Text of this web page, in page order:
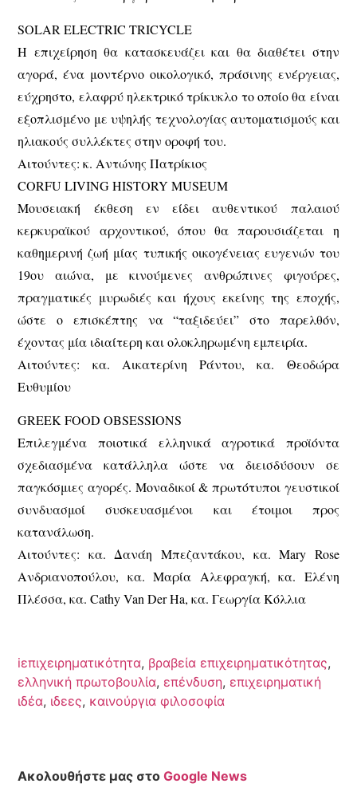
SOLAR ELECTRIC TRICYCLE
Η επιχείρηση θα κατασκευάζει και θα διαθέτει στην
αγορά, ένα μοντέρνο οικολογικό, πράσινης ενέργειας,
εύχρηστο, ελαφρύ ηλεκτρικό τρίκυκλο το οποίο θα είναι
εξοπλισμένο με υψηλής τεχνολογίας αυτοματισμούς και
ηλιακούς συλλέκτες στην οροφή του.
Αιτούντες: κ. Αντώνης Πατρίκιος
CORFU LIVING HISTORY MUSEUM
Μουσειακή έκθεση εν είδει αυθεντικού παλαιού
κερκυραϊκού αρχοντικού, όπου θα παρουσιάζεται η
καθημερινή ζωή μίας τυπικής οικογένειας ευγενών του
19ου αιώνα, με κινούμενες ανθρώπινες φιγούρες,
πραγματικές μυρωδιές και ήχους εκείνης της εποχής,
ώστε ο επισκέπτης να “ταξιδεύει” στο παρελθόν,
έχοντας μία ιδιαίτερη και ολοκληρωμένη εμπειρία.
Αιτούντες: κα. Αικατερίνη Ράντου, κα. Θεοδώρα
Ευθυμίου
GREEK FOOD OBSESSIONS
Επιλεγμένα ποιοτικά ελληνικά αγροτικά προϊόντα
σχεδιασμένα κατάλληλα ώστε να διεισδύσουν σε
παγκόσμιες αγορές. Μοναδικοί & πρωτότυποι γευστικοί
συνδυασμοί συσκευασμένοι και έτοιμοι προς
κατανάλωση.
Αιτούντες: κα. Δανάη Μπεζαντάκου, κα. Mary Rose
Ανδριανοπούλου, κα. Μαρία Αλεφραγκή, κα. Ελένη
Πλέσσα, κα. Cathy Van Der Ha, κα. Γεωργία Κόλλια
iεπιχειρηματικότητα, βραβεία επιχειρηματικότητας,
ελληνική πρωτοβουλία, επένδυση, επιχειρηματική
ιδέα, ιδεες, καινούργια φιλοσοφία
Ακολουθήστε μας στοGoogle News